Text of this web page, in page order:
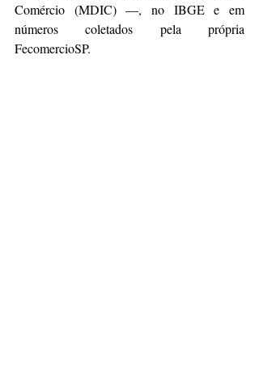
Comércio (MDIC) —, no IBGE e em
números coletados pela própria
FecomercioSP.